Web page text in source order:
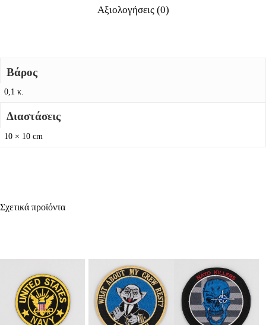
Αξιολογήσεις (0)
Βάρος
0,1 κ.
Διαστάσεις
10 × 10 cm
Σχετικά προϊόντα